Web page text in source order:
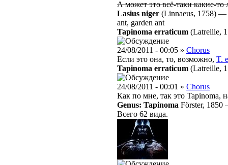
А может это всё-таки какие-то
Lasius niger (Linnaeus, 1758) —
ant, garden ant
Tapinoma erraticum (Latreille,
24/08/2011 - 00:05 » Chorus
Если это она, то, возможно, T.
Tapinoma erraticum (Latreille,
24/08/2011 - 00:01 » Chorus
Как по мне, так это Tapinoma,
Genus: Tapinoma Förster, 1850
Всего 62 вида.